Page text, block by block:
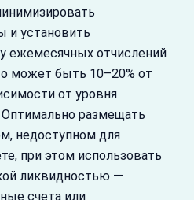
и установить
ежемесячных отчислений
может быть 10–20% от
от уровня
Оптимально размещать
недоступном для
при этом использовать
ликвидностью —
счета или